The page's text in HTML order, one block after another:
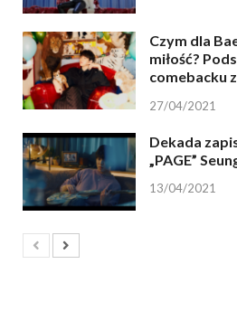
Czym dla
miłość?
comebacku
27/04/2021
Dekada
„PAGE”
13/04/2021